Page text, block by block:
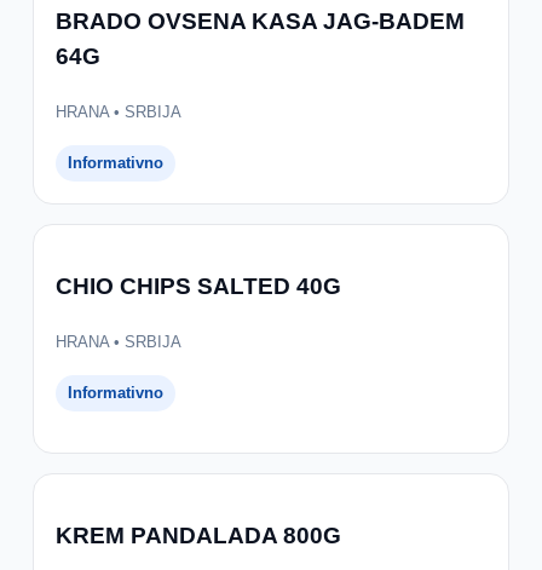
BRADO OVSENA KASA JAG-BADEM
64G
HRANA • SRBIJA
Informativno
CHIO CHIPS SALTED 40G
HRANA • SRBIJA
Informativno
KREM PANDALADA 800G